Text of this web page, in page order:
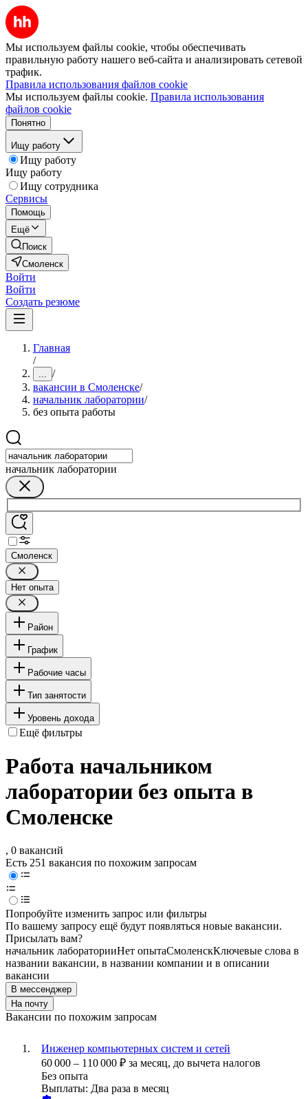
Мы используем файлы cookie, чтобы обеспечивать
правильную работу нашего веб-сайта и анализировать сетевой
трафик.
Правила использования файлов cookie
Мы используем файлы cookie. Правила использования
файлов cookie
Понятно
Ищу работу
Ищу работу
Ищу работу
Ищу сотрудника
Сервисы
Помощь
Ещё
Поиск
Смоленск
Войти
Войти
Создать резюме
Главная
/
... /
вакансии в Смоленске/
начальник лаборатории/
без опыта работы
начальник лаборатории
Смоленск
Нет опыта
Район
График
Рабочие часы
Тип занятости
Уровень дохода
Ещё фильтры
Работа начальником
лаборатории без опыта в
Смоленске
, 0 вакансий
Есть 251 вакансия по похожим запросам
Попробуйте изменить запрос или фильтры
По вашему запросу ещё будут появляться новые вакансии.
Присылать вам?
начальник лабораторииНет опытаСмоленскКлючевые слова в
названии вакансии, в названии компании и в описании
вакансии
В мессенджер
На почту
Вакансии по похожим запросам
Инженер компьютерных систем и сетей
60 000 – 110 000 ₽ за месяц, до вычета налогов
Без опыта
Выплаты: Два раза в месяц